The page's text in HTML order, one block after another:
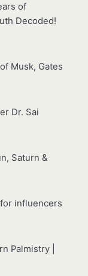
of
Decoded!
Musk, Gates
Dr. Sai
Saturn &
influencers
Palmistry |